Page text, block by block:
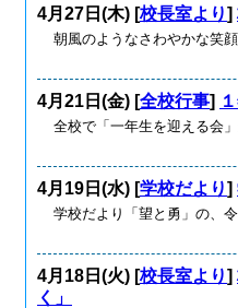
4月27日(木) [校長室より]
朝風のようなさわやかな笑
4月21日(金) [全校行事]
全校で「一年生を迎える会
4月19日(水) [学校だより]
学校だより「望と勇」の、
4月18日(火) [校長室より]
く」